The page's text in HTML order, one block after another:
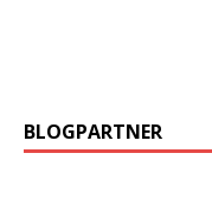
BLOGPARTNER